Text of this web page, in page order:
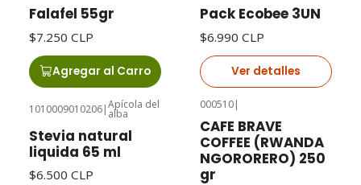
Falafel 55gr
$7.250 CLP
Agregar al Carro
Pack Ecobee 3UN
$6.990 CLP
Ver detalles
1010009010206|Apícola del
alba
Stevia natural
liquida 65 ml
$6.500 CLP
000510|
CAFE BRAVE
COFFEE (RWANDA
NGORORERO) 250
gr